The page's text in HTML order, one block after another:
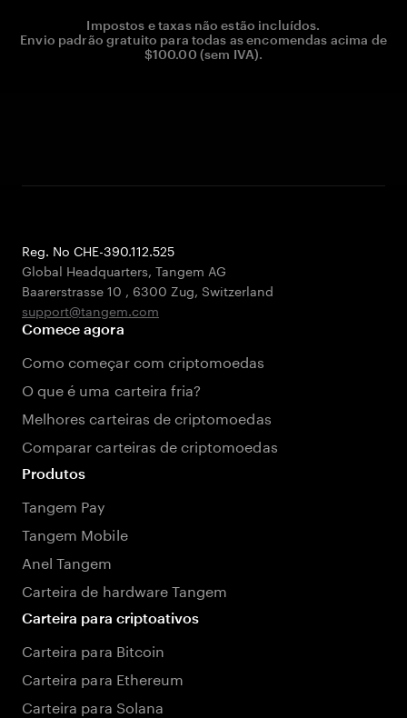
Impostos e taxas não estão incluídos.
Envio padrão gratuito para todas as encomendas acima de
$100.00 (sem IVA).
Reg. No CHE-390.112.525
Global Headquarters, Tangem AG
Baarerstrasse 10 , 6300 Zug, Switzerland
support@tangem.com
Comece agora
Como começar com criptomoedas
O que é uma carteira fria?
Melhores carteiras de criptomoedas
Comparar carteiras de criptomoedas
Produtos
Tangem Pay
Tangem Mobile
Anel Tangem
Carteira de hardware Tangem
Carteira para criptoativos
Carteira para Bitcoin
Carteira para Ethereum
Carteira para Solana